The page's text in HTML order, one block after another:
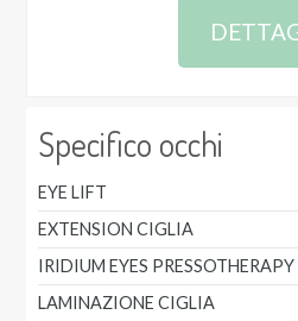
Specifico occhi
EYE LIFT
EXTENSION CIGLIA
IRIDIUM EYES PRESSOTHERAPY
LAMINAZIONE CIGLIA